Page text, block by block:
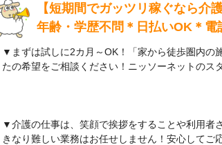
【短期間でガッツリ稼ぐなら介護
年齢・学歴不問＊日払いOK＊電
▼まずは試しに2カ月～OK！「家から徒歩圏内の
たの希望をご相談ください！ニッソーネットのス
▼介護の仕事は、笑顔で挨拶をすることや利用者
きなり難しい業務はお任せしません！安心してご